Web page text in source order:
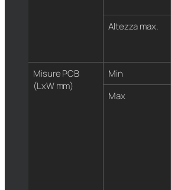
Altezza max.
Misure PCB
(LxW mm)
Min
Max